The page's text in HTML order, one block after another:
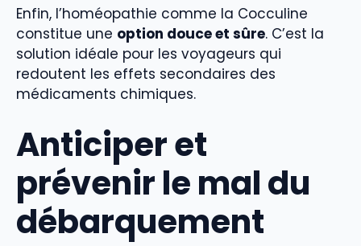
Enfin, l’homéopathie comme la Cocculine
constitue une option douce et sûre. C’est la
solution idéale pour les voyageurs qui
redoutent les effets secondaires des
médicaments chimiques.
Anticiper et
prévenir le mal du
débarquement